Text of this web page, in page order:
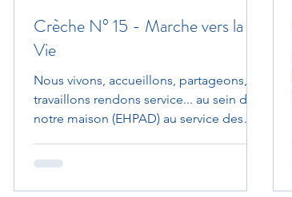
Crèche N° 15 - Marche vers la
Vie
Nous vivons, accueillons, partageons,
travaillons rendons service... au sein de
notre maison (EHPAD) au service des